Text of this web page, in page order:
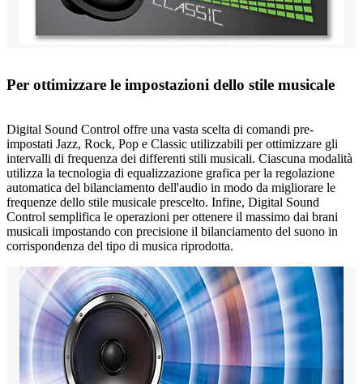
Per ottimizzare le impostazioni dello stile musicale
Digital Sound Control offre una vasta scelta di comandi pre-
impostati Jazz, Rock, Pop e Classic utilizzabili per ottimizzare gli
intervalli di frequenza dei differenti stili musicali. Ciascuna modalità
utilizza la tecnologia di equalizzazione grafica per la regolazione
automatica del bilanciamento dell'audio in modo da migliorare le
frequenze dello stile musicale prescelto. Infine, Digital Sound
Control semplifica le operazioni per ottenere il massimo dai brani
musicali impostando con precisione il bilanciamento del suono in
corrispondenza del tipo di musica riprodotta.